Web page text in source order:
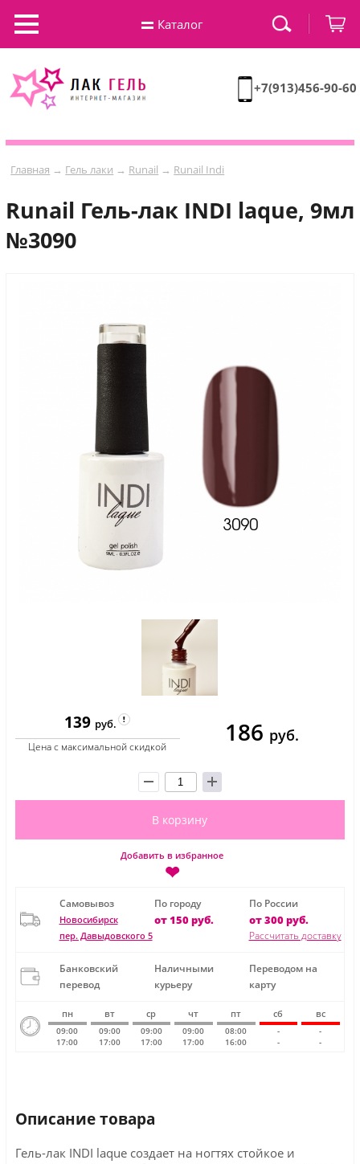
+7(913)456-90-60
Главная → Гель лаки → Runail → Runail Indi
Runail Гель-лак INDI laque, 9мл
№3090
139 руб.
Цена с максимальной скидкой 186 руб.
В корзину
Добавить в избранное
❤
Самовывоз
Новосибирск
пер. Давыдовского 5
По городу
от 150 руб.
По России
от 300 руб.
Рассчитать доставку
Банковский
перевод
Наличными
курьеру
Переводом на
карту
пн вт ср чт пт сб вс
09:00
17:00
09:00
17:00
09:00
17:00
09:00
17:00
08:00
16:00
-
-
-
-
Описание товара
Гель-лак INDI laque создает на ногтях стойкое и
Каталог